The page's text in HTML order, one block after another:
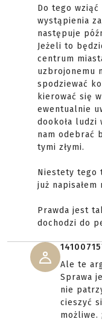
Do tego
wystąpienia
następuje
Jeżeli to
centrum
uzbrojonemu
spodziewać
kierować się
ewentualnie
dookoła ludzi
nam odebrać
tymi złymi.
Niestety tego
już napisałem
Prawda jest
dochodzi do
14100715
Ale te
Sprawa
nie
cieszyć
możliwe.